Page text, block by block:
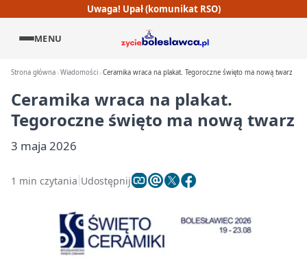
Uwaga! Upał (komunikat RSO)
MENU
Strona główna Wiadomości Ceramika wraca na plakat. Tegoroczne święto ma nową twarz
Ceramika wraca na plakat.
Tegoroczne święto ma nową twarz
3 maja 2026
1 min czytania Udostępnij